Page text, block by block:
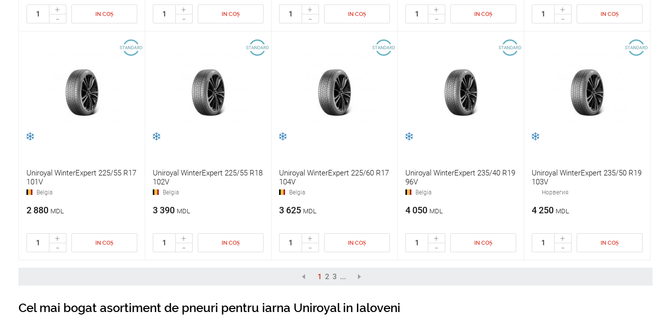
+
- IN COȘ +
- IN COȘ +
- IN COȘ +
- IN COȘ +
- IN COȘ
Uniroyal WinterExpert 225/55 R17
101V
Belgia
2 880 MDL
+
- IN COȘ
Uniroyal WinterExpert 225/55 R18
102V
Belgia
3 390 MDL
+
- IN COȘ
Uniroyal WinterExpert 225/60 R17
104V
Belgia
3 625 MDL
+
- IN COȘ
Uniroyal WinterExpert 235/40 R19
96V
Belgia
4 050 MDL
+
- IN COȘ
Uniroyal WinterExpert 235/50 R19
103V
Норвегия
4 250 MDL
+
- IN COȘ
1 2 3 ...
Cel mai bogat asortiment de pneuri pentru iarna Uniroyal in Ialoveni